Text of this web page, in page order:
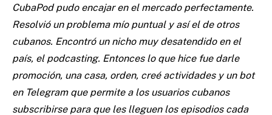
CubaPod pudo encajar en el mercado perfectamente.
Resolvió un problema mío puntual y así el de otros
cubanos. Encontró un nicho muy desatendido en el
país, el podcasting. Entonces lo que hice fue darle
promoción, una casa, orden, creé actividades y un bot
en Telegram que permite a los usuarios cubanos
subscribirse para que les lleguen los episodios cada